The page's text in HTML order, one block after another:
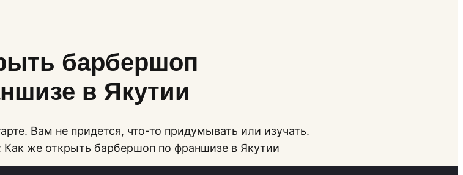
барбершоп
в Якутии
Вам не придется, что-то придумывать или изучать.
Как же открыть барбершоп по франшизе в Якутии